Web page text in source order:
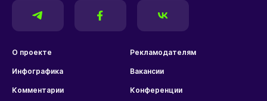
О проекте Рекламодателям
Инфографика Вакансии
Комментарии Конференции